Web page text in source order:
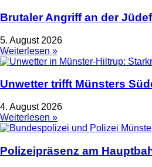
Brutaler Angriff an der
5. August 2026
Weiterlesen »
Unwetter trifft Münsters
4. August 2026
Weiterlesen »
Polizeipräsenz am